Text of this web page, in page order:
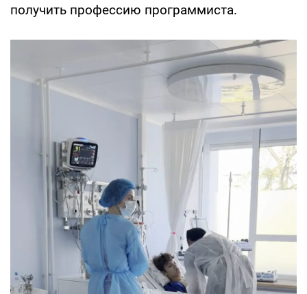
получить профессию программиста.